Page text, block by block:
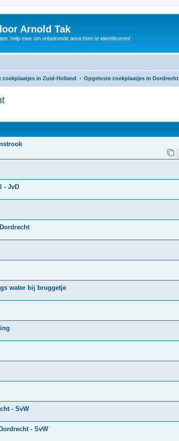
Arnold Tak
help mee om onbekende ansichten te identificeren!
zoekplaatjes in Zuid-Holland Opgeloste zoekplaatjes in Dordrecht
- JvD
water bij bruggetje
- SvW
- SvW